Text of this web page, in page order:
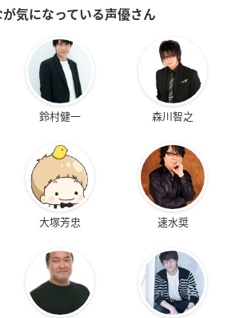
が気になっている声優さん
鈴村健一 森川智之
大塚芳忠 速水奨